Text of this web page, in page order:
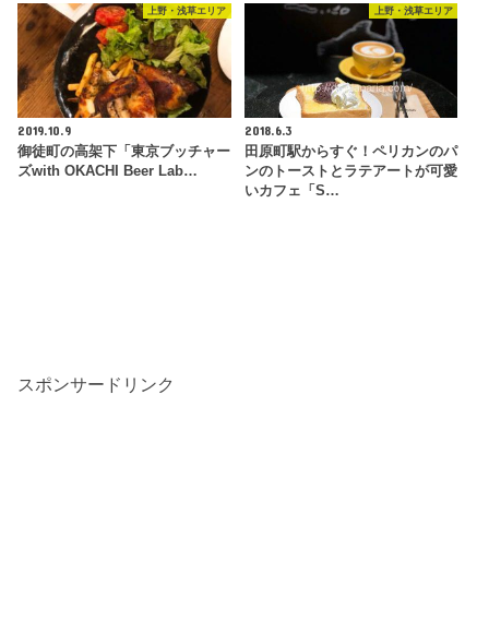
上野・浅草エリア
2019.10.9
御徒町の高架下「東京ブッチャー
ズwith OKACHI Beer Lab…
上野・浅草エリア
2018.6.3
田原町駅からすぐ！ペリカンのパ
ンのトーストとラテアートが可愛
いカフェ「S…
スポンサードリンク